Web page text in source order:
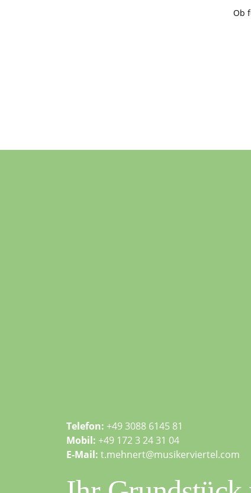
Ob
Telefon: +49 3088 6145 81
Mobil: +49 172 3 24 31 04
E-Mail: t.mehnert@musikerviertel.com